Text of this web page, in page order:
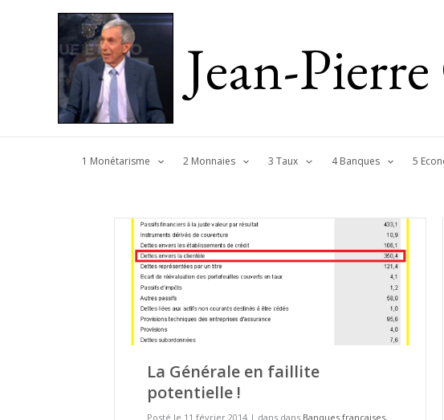
Jean-
1 Monétarisme 2 Monnaies 3 Taux 4 Banques 5
La Générale en faillite
potentielle !
Posté le 11 février 2014 | dans dans Banques françaises,